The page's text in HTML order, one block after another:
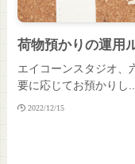
荷物預かりの運用
エイコーンスタジオ、
要に応じてお預かりし
2022/12/15